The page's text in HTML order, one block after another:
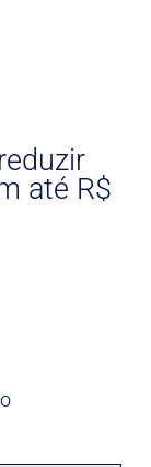
até R$